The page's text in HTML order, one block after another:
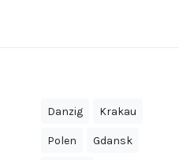
Danzig Krakau
Polen Gdansk